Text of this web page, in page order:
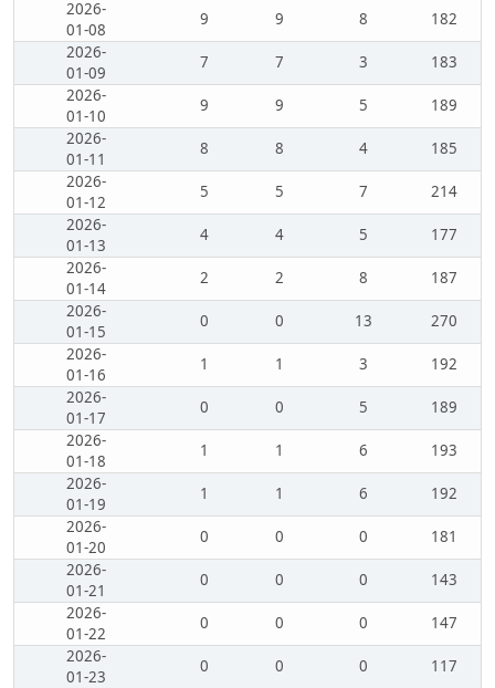
2026-
01-08
9 9 8
182
2026-
01-09
7 7 3
183
2026-
01-10
9 9 5
189
2026-
01-11
8 8 4
185
2026-
01-12
5 5 7
214
2026-
01-13
4 4 5
177
2026-
01-14
2 2 8
187
2026-
01-15
0 0 13
270
2026-
01-16
1 1 3
192
2026-
01-17
0 0 5
189
2026-
01-18
1 1 6
193
2026-
01-19
1 1 6
192
2026-
01-20
0 0 0
181
2026-
01-21
0 0 0
143
2026-
01-22
0 0 0
147
2026-
01-23
0 0 0
117